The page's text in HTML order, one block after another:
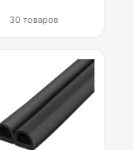
30 товаров